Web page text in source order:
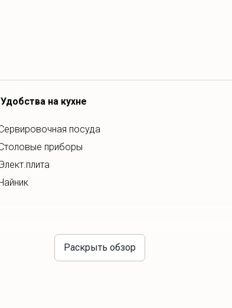
Удобства на кухне
Сервировочная посуда
столовые приборы
элект.плита
чайник
Раскрыть обзор